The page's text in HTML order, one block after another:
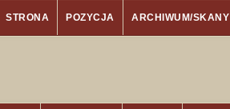
STRONA POZYCJA ARCHIWUM/SKANY